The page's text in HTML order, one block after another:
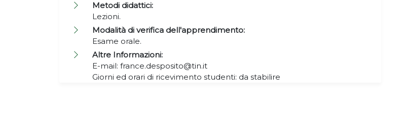
Metodi didattici:
Lezioni.
Modalità di verifica dell'apprendimento:
Esame orale.
Altre Informazioni:
E-mail: france.desposito@tin.it
Giorni ed orari di ricevimento studenti: da stabilire